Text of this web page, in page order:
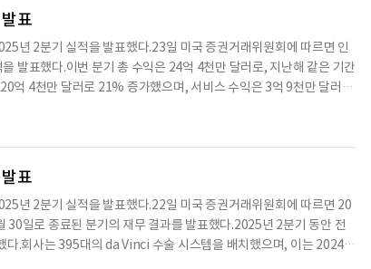
10,763대로, 2024년 9월 30일 기준 9,539대에 비해 13% 증가했
준 736대에 비해 30% 증가했다.2025년 3분기 매출은 25억 1천만
년 3분기 GAAP 기준 순이익은 7억 4천만 달러, 희석 주당 순이
순이익 1.56달러에 비해 증가했다.비GAAP 기준 순이익은 8억 6천
6천 9백만 달러, 희석 주당 순이익 1.84달러에 비해 증가했다.2025
표
년 2분기 실적을 발표했다.23일 미국 증권거래위원회에 따르면 인
발표했다.이번 분기 총 수익은 24억 4천만 달러로, 지난해 같은 기간
억 4천만 달러로 21% 증가했으며, 서비스 수익은 3억 9천만 달러로
차는 약 3만 5천 건으로, 지난해 같은 기간의 2만 3천 건에 비해 5
증가했으며, 이는 다빈치 수술 건수의 증가와 고객의 구매 패턴에 기
는 다빈치 시스템의 배치 증가와 운영 리스 수익의 증가에 따른 것
술 시스템 설치 대수는 약 10,488대로, 지난해 같은 기간의 9,203대
지난해 같은 기간의 678대에 비해 33% 증가했다.운영 활동에서 발
보다 적었다.이는 운영 자산 및 부채의 변화로 인해 7억 1천만 달러
이비드 로사는 "우리는 다빈치 수술 시스템의 수요 증가와 함께 고객
표
년 2분기 실적을 발표했다.22일 미국 증권거래위원회에 따르면 20
일로 종료된 분기의 재무 결과를 발표했다.2025년 2분기 동안 전
.회사는 395대의 da Vinci 수술 시스템을 배치했으며, 이는 2024년